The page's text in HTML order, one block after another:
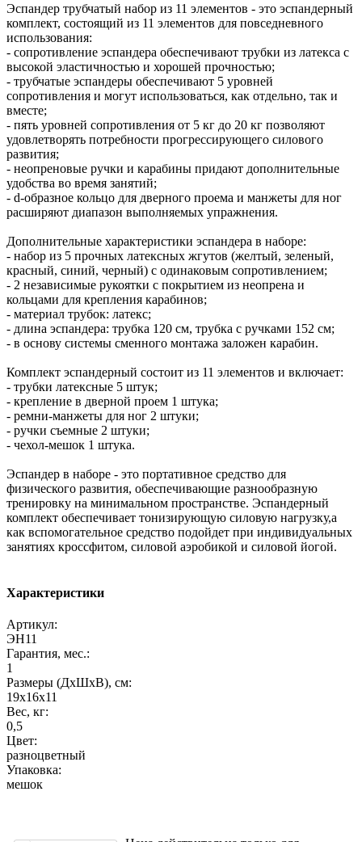
Эспандер трубчатый набор из 11 элементов - это эспандерный
комплект, состоящий из 11 элементов для повседневного
использования:
- сопротивление эспандера обеспечивают трубки из латекса с
высокой эластичностью и хорошей прочностью;
- трубчатые эспандеры обеспечивают 5 уровней
сопротивления и могут использоваться, как отдельно, так и
вместе;
- пять уровней сопротивления от 5 кг до 20 кг позволяют
удовлетворять потребности прогрессирующего силового
развития;
- неопреновые ручки и карабины придают дополнительные
удобства во время занятий;
- d-образное кольцо для дверного проема и манжеты для ног
расширяют диапазон выполняемых упражнения.
Дополнительные характеристики эспандера в наборе:
- набор из 5 прочных латексных жгутов (желтый, зеленый,
красный, синий, черный) с одинаковым сопротивлением;
- 2 независимые рукоятки с покрытием из неопрена и
кольцами для крепления карабинов;
- материал трубок: латекс;
- длина эспандера: трубка 120 см, трубка с ручками 152 см;
- в основу системы сменного монтажа заложен карабин.
Комплект эспандерный состоит из 11 элементов и включает:
- трубки латексные 5 штук;
- крепление в дверной проем 1 штука;
- ремни-манжеты для ног 2 штуки;
- ручки съемные 2 штуки;
- чехол-мешок 1 штука.
Эспандер в наборе - это портативное средство для
физического развития, обеспечивающие разнообразную
тренировку на минимальном пространстве. Эспандерный
комплект обеспечивает тонизирующую силовую нагрузку,а
как вспомогательное средство подойдет при индивидуальных
занятиях кроссфитом, силовой аэробикой и силовой йогой.
Характеристики
Артикул:
ЭН11
Гарантия, мес.:
1
Размеры (ДхШхВ), см:
19х16х11
Вес, кг:
0,5
Цвет:
разноцветный
Упаковка:
мешок